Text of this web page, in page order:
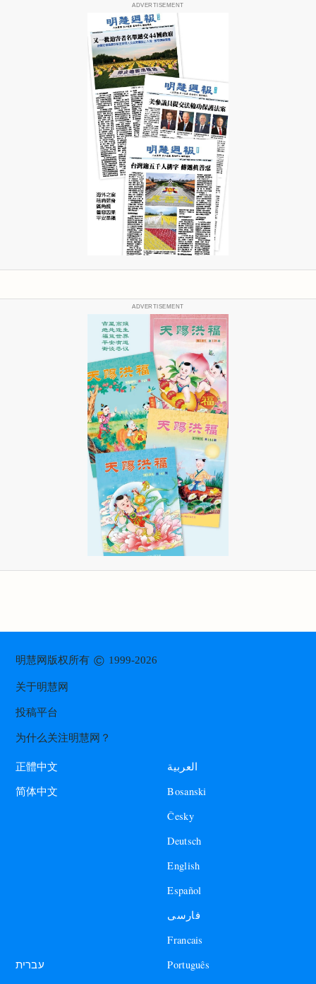
ADVERTISEMENT
ADVERTISEMENT
明慧网版权所有© 1999-2026
关于明慧网
投稿平台
为什么关注明慧网？
正體中文
简体中文
العربية
Bosanski
Česky
Deutsch
English
Español
فارسی
Francais
עברית
Português